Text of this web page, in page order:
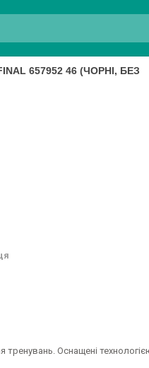
657952 46 (ЧОРНІ, БЕЗ
тренувань. Оснащені